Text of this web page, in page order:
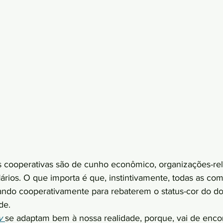
cooperativas são de cunho econômico, organizações-
O que importa é que, instintivamente, todas as
cooperativamente para rebaterem o status-cor do
se adaptam bem à nossa realidade, porque, vai de